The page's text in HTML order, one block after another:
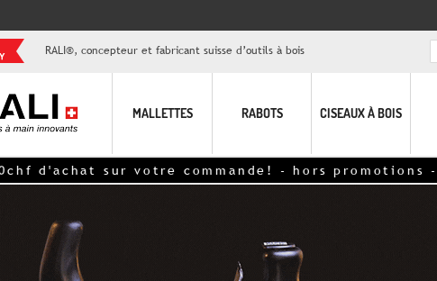
RALI®, concepteur et fabricant suisse d’outils à bois
MALLETTES RABOTS CISEAUX À BOIS
sur votre commande! - hors promotions - déduits